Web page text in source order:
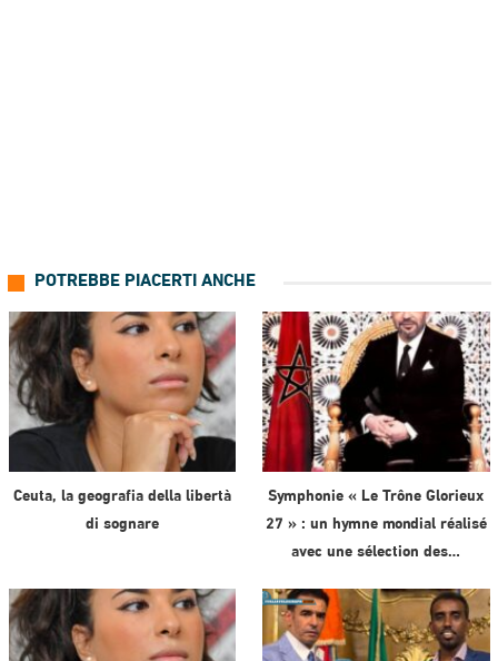
POTREBBE PIACERTI ANCHE
Ceuta, la geografia della libertà
di sognare
Symphonie « Le Trône Glorieux
27 » : un hymne mondial réalisé
avec une sélection des…